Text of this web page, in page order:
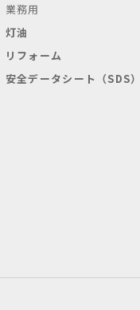
業務用
灯油
リフォーム
安全データシート（SDS）